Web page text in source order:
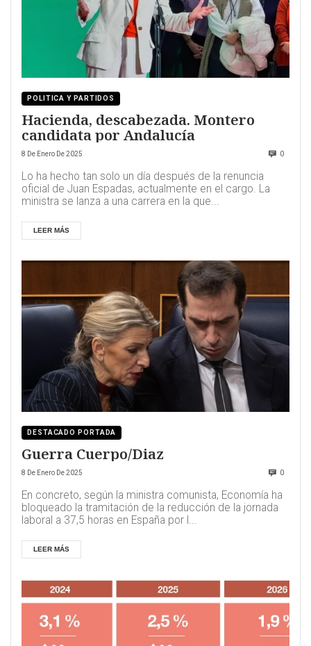
POLITICA Y PARTIDOS
Hacienda, descabezada. Montero
candidata por Andalucía
8 De Enero De 2025 0
Lo ha hecho tan solo un día después de la renuncia
oficial de Juan Espadas, actualmente en el cargo. La
ministra se lanza a una carrera en la que...
LEER MÁS
DESTACADO PORTADA
Guerra Cuerpo/Diaz
8 De Enero De 2025 0
En concreto, según la ministra comunista, Economía ha
bloqueado la tramitación de la reducción de la jornada
laboral a 37,5 horas en España por l...
LEER MÁS